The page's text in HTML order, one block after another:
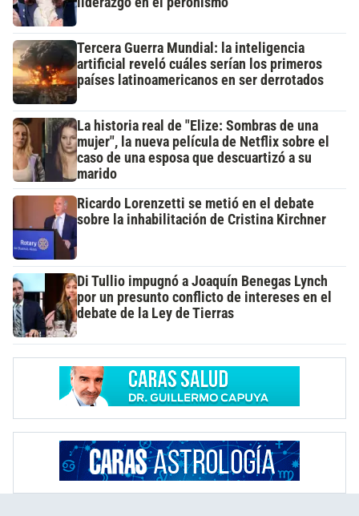
Tercera Guerra Mundial: la inteligencia
artificial reveló cuáles serían los primeros
países latinoamericanos en ser derrotados
La historia real de "Elize: Sombras de una
mujer", la nueva película de Netflix sobre el
caso de una esposa que descuartizó a su
marido
Ricardo Lorenzetti se metió en el debate
sobre la inhabilitación de Cristina Kirchner
Di Tullio impugnó a Joaquín Benegas Lynch
por un presunto conflicto de intereses en el
debate de la Ley de Tierras